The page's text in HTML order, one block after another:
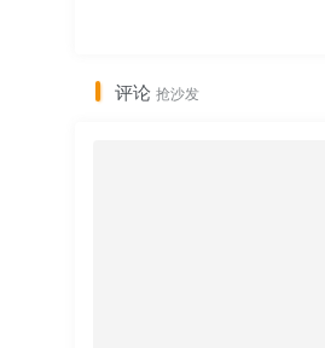
评论 抢沙发